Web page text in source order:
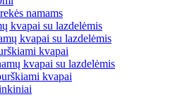
namams
kvapai su lazdelėmis
kvapai su lazdelėmis
kvapai
kvapai su lazdelėmis
kvapai